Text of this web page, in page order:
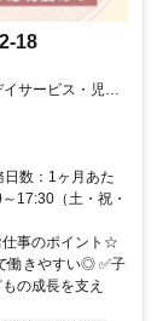
18
サービス・児童
数：1ヶ月あた
17:30（土・祝・
事のポイント☆
働きやすい◎ ✅子
の成長を支え